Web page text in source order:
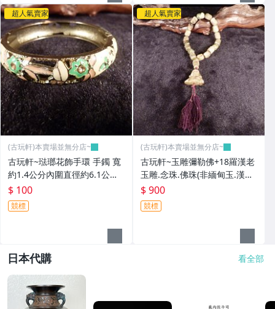
超人氣賣家
(古玩軒)本賣場並無分店~
古玩軒~琺瑯花飾手環 手鐲 寬
約1.4公分內圍直徑約6.1公分
(非緬甸玉.翡翠.藍寶)GGG99
$ 100
競標
超人氣賣家
(古玩軒)本賣場並無分店~
古玩軒~玉雕彌勒佛+18羅漢老
玉雕.念珠.佛珠(非緬甸玉.漢白
玉.雞血石.紫羅藍.舒俱萊.綠松
石.澎湖文石)GGG98
$ 900
競標
日本代購 看全部